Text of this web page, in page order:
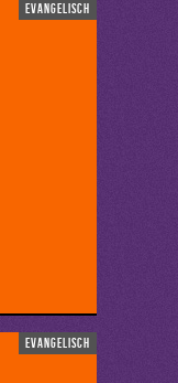
evangelisch
evangelisch